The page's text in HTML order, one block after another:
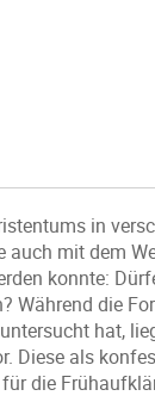
in
auch mit dem
konnte:
Während die
hat,
Diese als
die